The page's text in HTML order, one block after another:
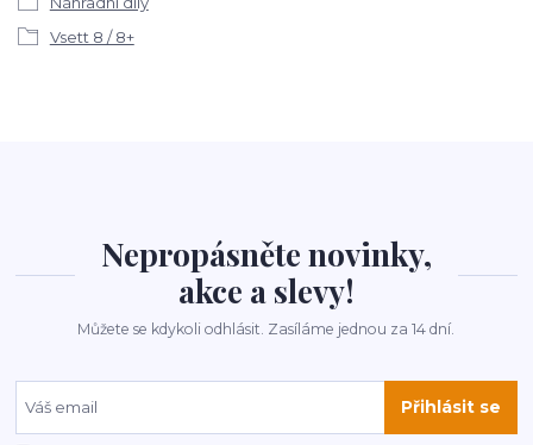
Vsett 8 / 8+
Nepropásněte novinky,
akce a slevy!
Můžete se kdykoli odhlásit. Zasíláme jednou za 14 dní.
Přihlásit se